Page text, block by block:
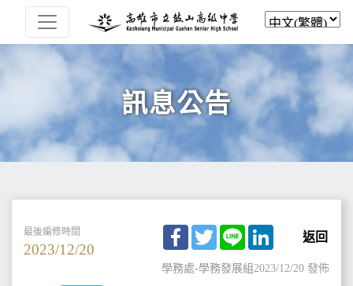
訊息公告
最後編修時間
2023/12/20
Facebook
TwitterLine LinkedIn
返回
學務處-學務發展組2023/12/20 發佈